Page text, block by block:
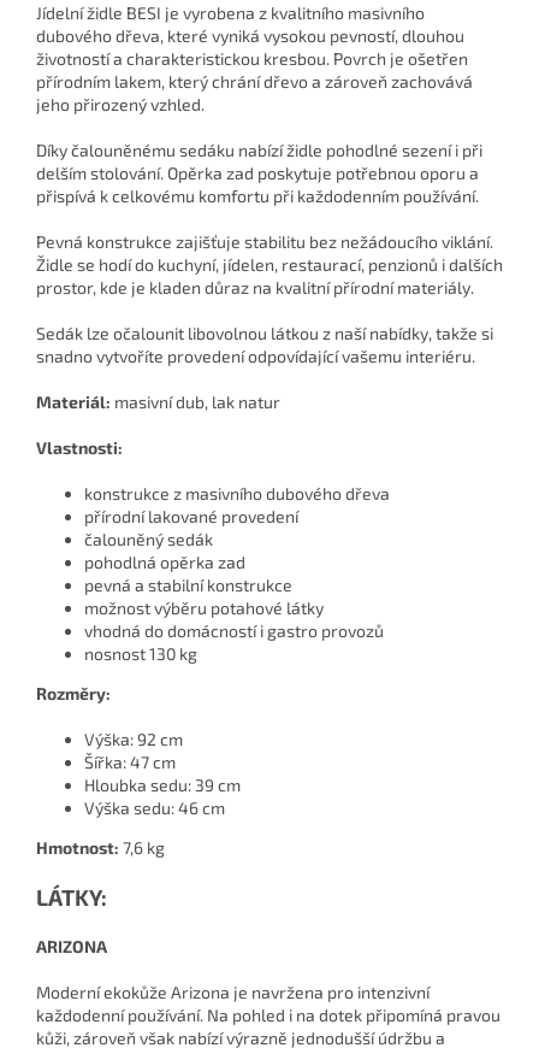
Jídelní židle BESI je vyrobena z kvalitního masivního
dubového dřeva, které vyniká vysokou pevností, dlouhou
životností a charakteristickou kresbou. Povrch je ošetřen
přírodním lakem, který chrání dřevo a zároveň zachovává
jeho přirozený vzhled.
Díky čalouněnému sedáku nabízí židle pohodlné sezení i při
delším stolování. Opěrka zad poskytuje potřebnou oporu a
přispívá k celkovému komfortu při každodenním používání.
Pevná konstrukce zajišťuje stabilitu bez nežádoucího viklání.
Židle se hodí do kuchyní, jídelen, restaurací, penzionů i dalších
prostor, kde je kladen důraz na kvalitní přírodní materiály.
Sedák lze očalounit libovolnou látkou z naší nabídky, takže si
snadno vytvoříte provedení odpovídající vašemu interiéru.
Materiál: masivní dub, lak natur
Vlastnosti:
konstrukce z masivního dubového dřeva
přírodní lakované provedení
čalouněný sedák
pohodlná opěrka zad
pevná a stabilní konstrukce
možnost výběru potahové látky
vhodná do domácností i gastro provozů
nosnost 130 kg
Rozměry:
Výška: 92 cm
Šířka: 47 cm
Hloubka sedu: 39 cm
Výška sedu: 46 cm
Hmotnost: 7,6 kg
LÁTKY:
ARIZONA
Moderní ekokůže Arizona je navržena pro intenzivní
každodenní používání. Na pohled i na dotek připomíná pravou
kůži, zároveň však nabízí výrazně jednodušší údržbu a